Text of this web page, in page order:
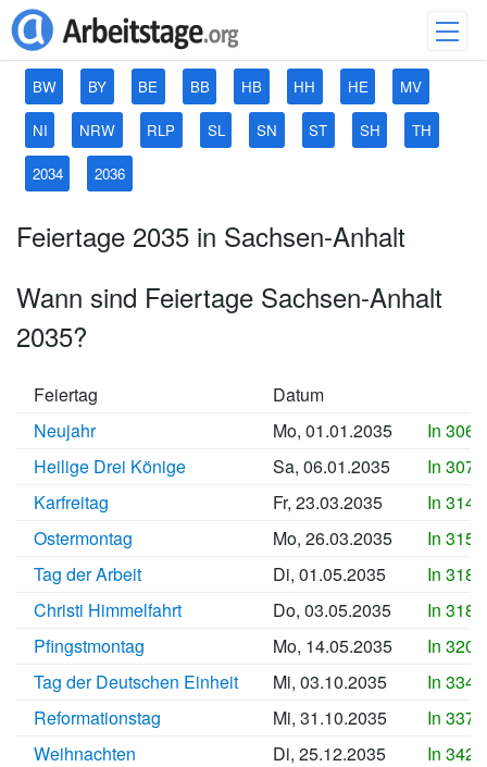
BW BY BE BB HB HH HE MV
NI NRW RLP SL SN ST SH TH
2034 2036
Feiertage 2035 in Sachsen-Anhalt
Wann sind Feiertage Sachsen-Anhalt
2035?
Feiertag
Datum
Neujahr
Mo, 01.01.2035
In
Heilige Drei Könige
Sa, 06.01.2035
In
Karfreitag
Fr, 23.03.2035
In
Ostermontag
Mo, 26.03.2035
In
Tag der Arbeit
Di, 01.05.2035
In
Christi Himmelfahrt
Do, 03.05.2035
In
Pfingstmontag
Mo, 14.05.2035
In
Tag der Deutschen Einheit
Mi, 03.10.2035
In
Reformationstag
Mi, 31.10.2035
In
Weihnachten
Di, 25.12.2035
In